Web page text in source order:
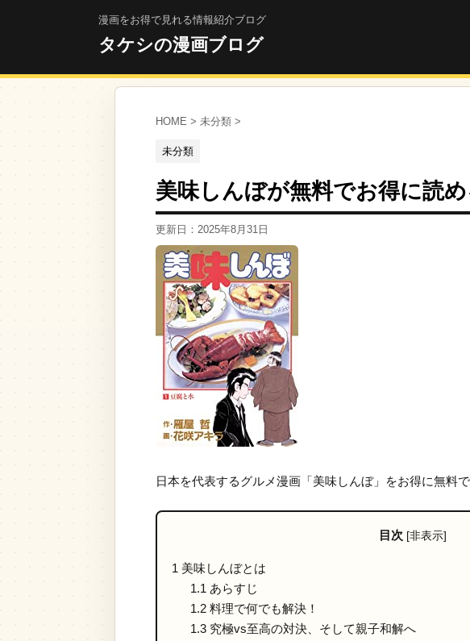
漫画をお得で見れる情報紹介ブログ
タケシの漫画ブログ
HOME > 未分類 >
未分類
美味しんぼが無料でお得に読め
更新日： 2025年8月31日
日本を代表するグルメ漫画「美味しんぼ」をお得に無料
目次 [非表示]
1 美味しんぼとは
1.1 あらすじ
1.2料理で何でも解決！
1.3究極vs至高の対決、そして親子和解へ